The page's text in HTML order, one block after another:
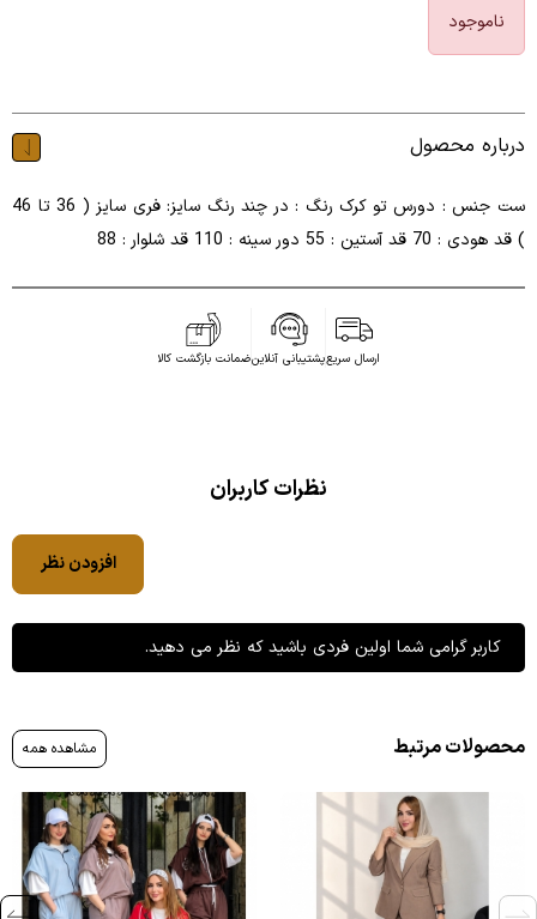
ناموجود
درباره محصول
ست جنس : دورس تو کرک رنگ : در چند رنگ سایز: فری سایز ( 36 تا 46
) قد هودی : 70 قد آستین : 55 دور سینه : 110 قد شلوار : 88
ارسال سریعپشتیبانی آنلاینضمانت بازگشت کالا
نظرات کاربران
افزودن نظر
کاربر گرامی شما اولین فردی باشید که نظر می دهید.
محصولات مرتبط مشاهده همه